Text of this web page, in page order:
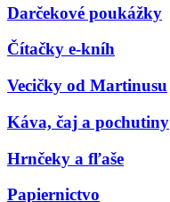
Darčekové poukážky
Čítačky e-kníh
Vecičky od Martinusu
Káva, čaj a pochutiny
Hrnčeky a fľaše
Papiernictvo